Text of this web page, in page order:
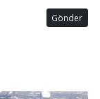
Gönder